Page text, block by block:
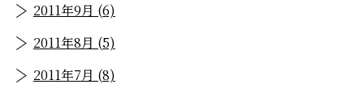
2011年9月 (6)
2011年8月 (5)
2011年7月 (8)